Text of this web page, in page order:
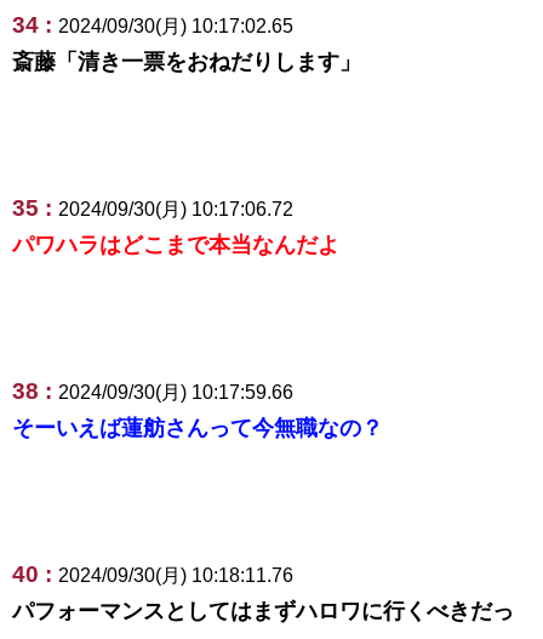
34 : 2024/09/30(月) 10:17:02.65
斎藤「清き一票をおねだりします」
35 : 2024/09/30(月) 10:17:06.72
パワハラはどこまで本当なんだよ
38 : 2024/09/30(月) 10:17:59.66
そーいえば蓮舫さんって今無職なの？
40 : 2024/09/30(月) 10:18:11.76
パフォーマンスとしてはまずハロワに行くべきだっ